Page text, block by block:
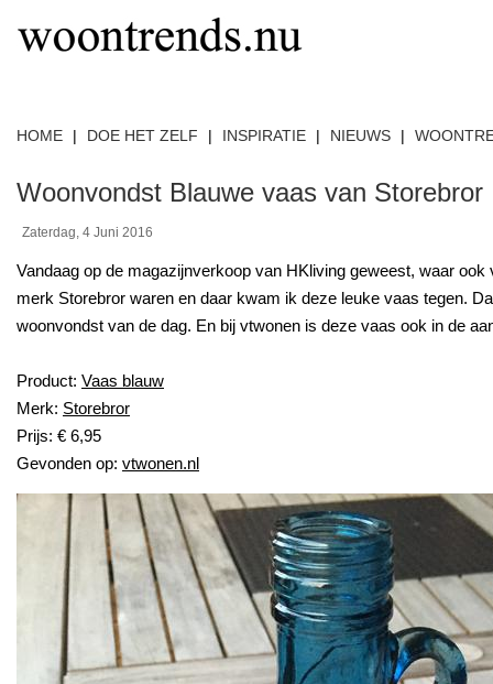
HOME | DOE HET ZELF | INSPIRATIE | NIEUWS |
Woonvondst Blauwe vaas van Storebror
Zaterdag, 4 Juni 2016
Vandaag op de magazijnverkoop van HKliving geweest, waar ook
merk Storebror waren en daar kwam ik deze leuke vaas tegen.
woonvondst van de dag. En bij vtwonen is deze vaas ook in de
Product: Vaas blauw
Merk: Storebror
Prijs: € 6,95
Gevonden op: vtwonen.nl